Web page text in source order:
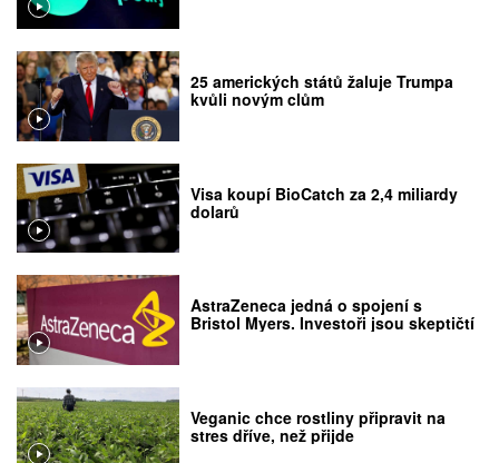
25 amerických států žaluje Trumpa
kvůli novým clům
Visa koupí BioCatch za 2,4 miliardy
dolarů
AstraZeneca jedná o spojení s
Bristol Myers. Investoři jsou skeptičtí
Veganic chce rostliny připravit na
stres dříve, než přijde